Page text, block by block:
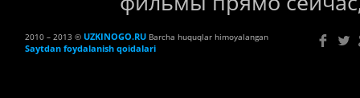
2010 – 2013 © UZKINOGO.RU Barcha huquqlar himoyalangan
Saytdan foydalanish qoidalari